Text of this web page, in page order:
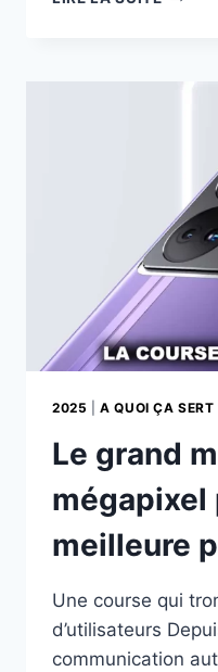
2025
2025 |A QUOI ÇA SERT
Le grand
mégapixel
meilleure
Une course qui
d’utilisateurs
communication